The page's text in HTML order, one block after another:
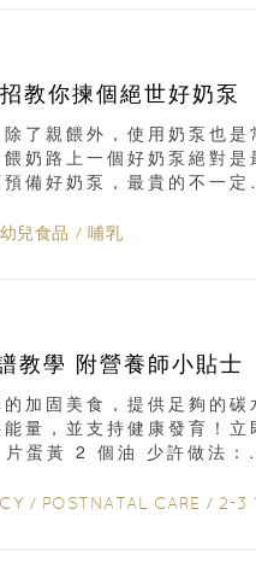
教你揀個絕世好奶泵
了親餵外，使用奶泵也是
奶路上一個好奶泵絕對是
備好奶泵，最貴的不一定
兒食品 / 哺乳
教學 附營養師小貼士
加固美食，提供足夠的碳
量，並支持健康發育！立
蛋黃 2 個油 少許做法：
/ POSTNATAL CARE / 2-3